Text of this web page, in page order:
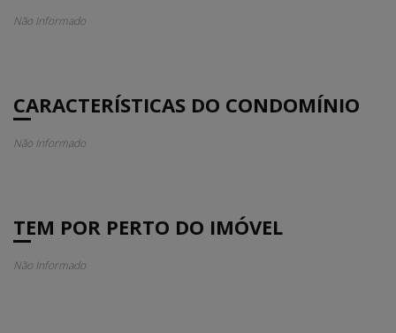
Não Informado
CARACTERÍSTICAS DO CONDOMÍNIO
Não Informado
TEM POR PERTO DO IMÓVEL
Não Informado